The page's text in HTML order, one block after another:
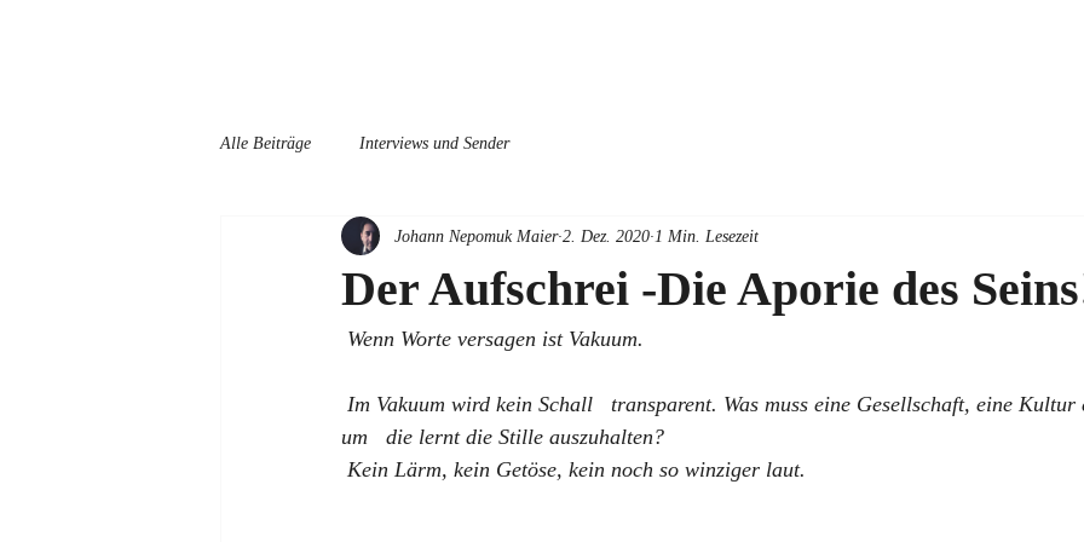
Alle Beiträge Interviews und Sender
Der Aufschrei -Die Aporie des
Johann Nepomuk Maier 2. Dez. 2020 1 Min. Lesezeit
Wenn Worte versagen ist Vakuum.
um   die lernt die Stille auszuhalten?
Kein Lärm, kein Getöse, kein noch so winziger laut.